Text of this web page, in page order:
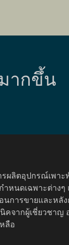
ากขึ้น
ผลิตอุปกรณ์เพา
หนดเฉพาะต่างๆ
การขายและหลั
จากผู้เชี่ยวชาญ
ลือ